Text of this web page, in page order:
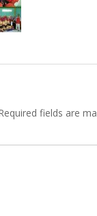
fields are